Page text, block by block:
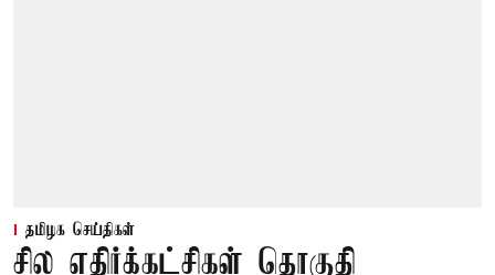
தமிழக செய்திகள்
சில எதிர்க்கட்சிகள் தொகுதி